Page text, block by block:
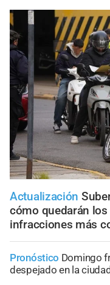
Actualización
cómo quedarán
infracciones más
Pronóstico Domingo
despejado en la